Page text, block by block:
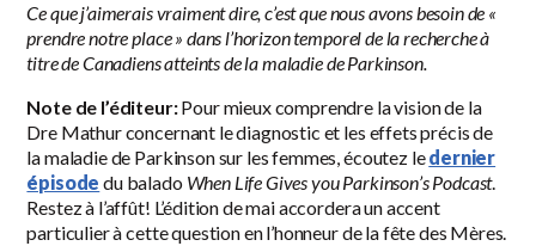
Ce que j’aimerais vraiment dire, c’est que nous avons besoin de «
prendre notre place » dans l’horizon temporel de la recherche à
titre de Canadiens atteints de la maladie de Parkinson.
Note de l’éditeur:Pour mieux comprendre la vision de la
Dre Mathur concernant le diagnostic et les effets précis de
la maladie de Parkinson sur les femmes, écoutez ledernier
épisode du balado When Life Gives you Parkinson’s Podcast.
Restez à l’affût! L’édition de mai accordera un accent
particulier à cette question en l’honneur de la fête des Mères.